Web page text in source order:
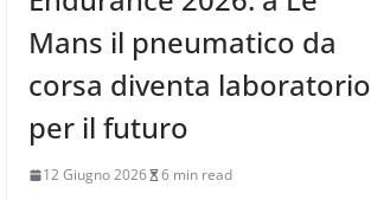
Mans il pneumatico da
corsa diventa laboratorio
per il futuro
12 Giugno 2026 6 min read